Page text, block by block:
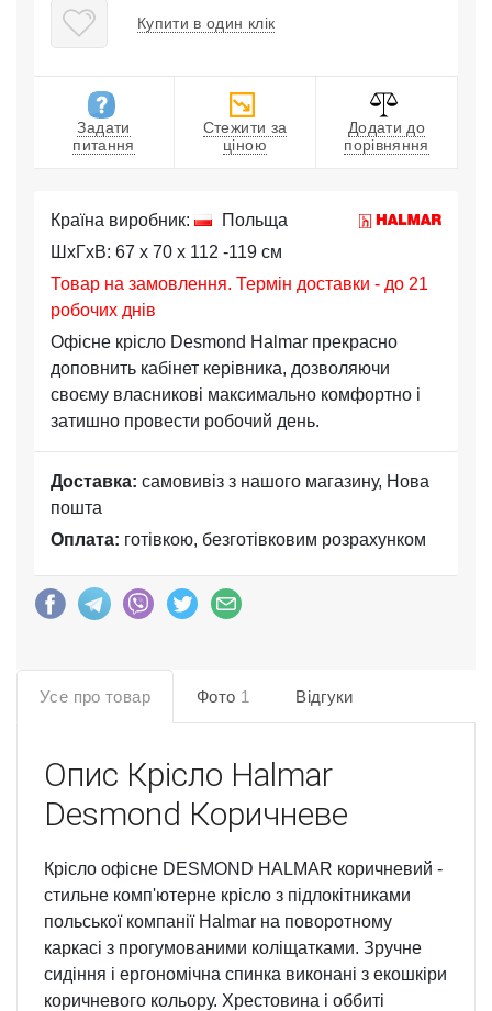
Купити в один клік
Задати
питання
Стежити за
ціною
Додати до
порівняння
Країна виробник:
Польща
ШхГхВ: 67 x 70 x 112 -119 см
Товар на замовлення. Термін доставки - до 21
робочих днів
Офісне крісло Desmond Halmar прекрасно
доповнить кабінет керівника, дозволяючи
своєму власникові максимально комфортно і
затишно провести робочий день.
Доставка: самовивіз з нашого магазину, Нова
пошта
Оплата: готівкою, безготівковим розрахунком
Усе про товар Фото 1 Відгуки
Опис Крісло Halmar
Desmond Коричневе
Крісло офісне DESMOND HALMAR коричневий -
стильне комп'ютерне крісло з підлокітниками
польської компанії Halmar на поворотному
каркасі з прогумованими коліщатками. Зручне
сидіння і ергономічна спинка виконані з екошкіри
коричневого кольору. Хрестовина і оббиті